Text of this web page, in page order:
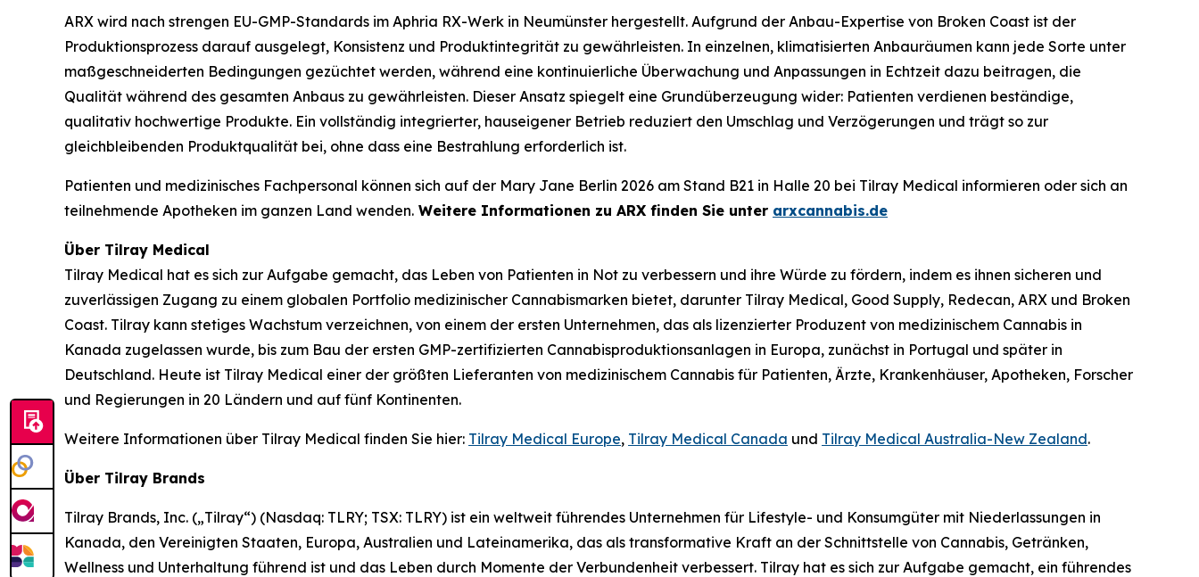
ARX wird nach strengen EU-GMP-Standards im Aphria RX-Werk in Neumünster hergestellt. Aufgrund der Anbau-Expertise von Broken Coast ist der
Produktionsprozess darauf ausgelegt, Konsistenz und Produktintegrität zu gewährleisten. In einzelnen, klimatisierten Anbauräumen kann jede Sorte unter
maßgeschneiderten Bedingungen gezüchtet werden, während eine kontinuierliche Überwachung und Anpassungen in Echtzeit dazu beitragen, die
Qualität während des gesamten Anbaus zu gewährleisten. Dieser Ansatz spiegelt eine Grundüberzeugung wider: Patienten verdienen beständige,
qualitativ hochwertige Produkte. Ein vollständig integrierter, hauseigener Betrieb reduziert den Umschlag und Verzögerungen und trägt so zur
gleichbleibenden Produktqualität bei, ohne dass eine Bestrahlung erforderlich ist.
Patienten und medizinisches Fachpersonal können sich auf der Mary Jane Berlin 2026 am Stand B21 in Halle 20 bei Tilray Medical informieren oder sich an
teilnehmende Apotheken im ganzen Land wenden. Weitere Informationen zu ARX finden Sie unter arxcannabis.de
Über Tilray Medical
Tilray Medical hat es sich zur Aufgabe gemacht, das Leben von Patienten in Not zu verbessern und ihre Würde zu fördern, indem es ihnen sicheren und
zuverlässigen Zugang zu einem globalen Portfolio medizinischer Cannabismarken bietet, darunter Tilray Medical, Good Supply, Redecan, ARX und Broken
Coast. Tilray kann stetiges Wachstum verzeichnen, von einem der ersten Unternehmen, das als lizenzierter Produzent von medizinischem Cannabis in
Kanada zugelassen wurde, bis zum Bau der ersten GMP-zertifizierten Cannabisproduktionsanlagen in Europa, zunächst in Portugal und später in
Deutschland. Heute ist Tilray Medical einer der größten Lieferanten von medizinischem Cannabis für Patienten, Ärzte, Krankenhäuser, Apotheken, Forscher
und Regierungen in 20 Ländern und auf fünf Kontinenten.
Weitere Informationen über Tilray Medical finden Sie hier: Tilray Medical Europe, Tilray Medical Canada und Tilray Medical Australia-New Zealand.
Über Tilray Brands
Tilray Brands, Inc. („Tilray“) (Nasdaq: TLRY; TSX: TLRY) ist ein weltweit führendes Unternehmen für Lifestyle- und Konsumgüter mit Niederlassungen in
Kanada, den Vereinigten Staaten, Europa, Australien und Lateinamerika, das als transformative Kraft an der Schnittstelle von Cannabis, Getränken,
Wellness und Unterhaltung führend ist und das Leben durch Momente der Verbundenheit verbessert. Tilray hat es sich zur Aufgabe gemacht, ein führendes